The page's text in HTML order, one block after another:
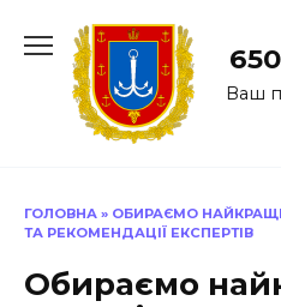
до
Ваш
ГОЛОВНА » ОБИРАЄМО
ТА РЕКОМЕНДАЦІЇ ЕКСПЕРТІВ
Обираємо